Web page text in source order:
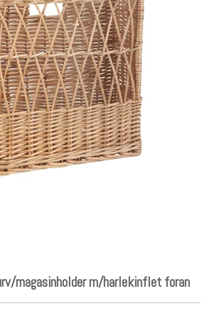
magasinholder m/harlekinflet foran